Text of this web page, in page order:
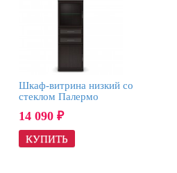
Шкаф-витрина низкий со
стеклом Палермо
14 090 ₽